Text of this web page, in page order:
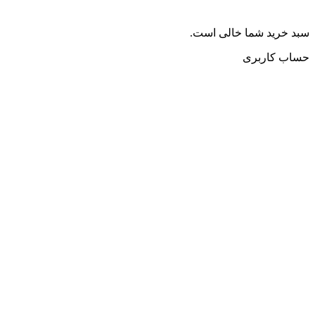
سبد خرید شما خالی است.
حساب کاربری